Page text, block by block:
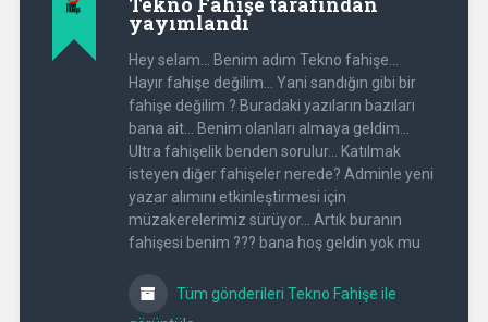
Tekno Fahişe tarafından
yayımlandı
Hey selam... Benim adım Tekno fahişe...
Hayır fahişe değilim... Yani sandığın gibi bir
fahişe değilim ? Buradaki yazıların bazıları
bana ait... Benim olanları almaya geldim...
Ultra fahişelik benden sorulur... Katılmak
isteyen diğer fahişeler nerede? Adminle yeni
yazar alımını etkinleştirmesi için
müzakerelerimiz sürüyor... Artık buranın
fahişesi benim ??? bana hoş geldin yok mu
Tüm gönderileri Tekno Fahişe ile